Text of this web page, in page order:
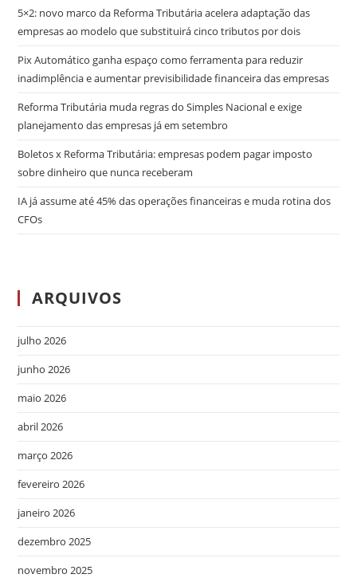
5×2: novo marco da Reforma Tributária acelera adaptação das
empresas ao modelo que substituirá cinco tributos por dois
Pix Automático ganha espaço como ferramenta para reduzir
inadimplência e aumentar previsibilidade financeira das empresas
Reforma Tributária muda regras do Simples Nacional e exige
planejamento das empresas já em setembro
Boletos x Reforma Tributária: empresas podem pagar imposto
sobre dinheiro que nunca receberam
IA já assume até 45% das operações financeiras e muda rotina dos
CFOs
ARQUIVOS
julho 2026
junho 2026
maio 2026
abril 2026
março 2026
fevereiro 2026
janeiro 2026
dezembro 2025
novembro 2025